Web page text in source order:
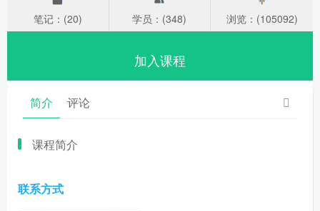
笔记：(20) 学员：(348) 浏览：(105092)
加入课程
简介 评论
课程简介
联系方式